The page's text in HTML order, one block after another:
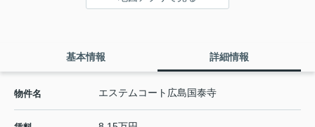
基本情報 詳細情報
物件名 エステムコート広島国泰寺